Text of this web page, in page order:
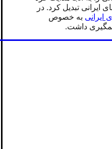
ایرانی تبدیل کرد. در
ایرانی به خصوص
داشت.